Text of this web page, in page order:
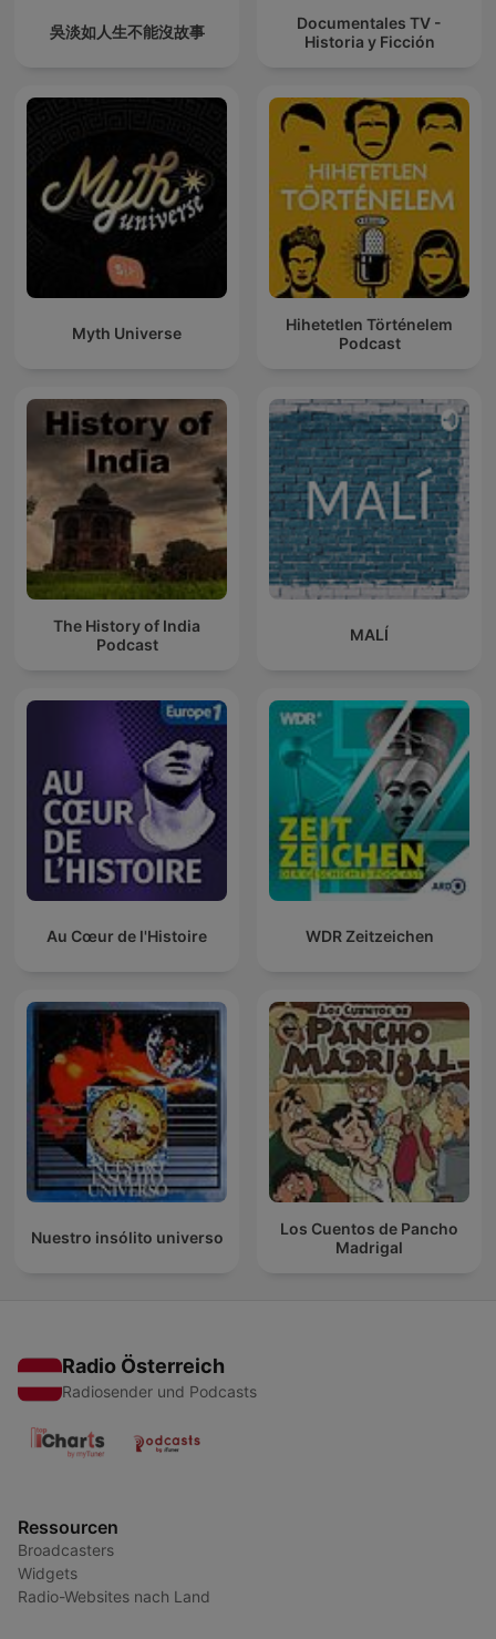
吳淡如人生不能沒故事
Documentales TV -
Historia y Ficción
Myth Universe
Hihetetlen Történelem
Podcast
The History of India
Podcast
MALÍ
Au Cœur de l'Histoire WDR Zeitzeichen
Nuestro insólito universo
Los Cuentos de Pancho
Madrigal
Radio Österreich
Radiosender und Podcasts
Ressourcen
Broadcasters
Widgets
Radio-Websites nach Land